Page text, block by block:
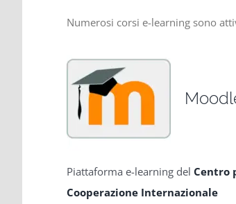
Numerosi corsi e-learning sono
Piattaforma e-learning del Centro
Cooperazione Internazionale